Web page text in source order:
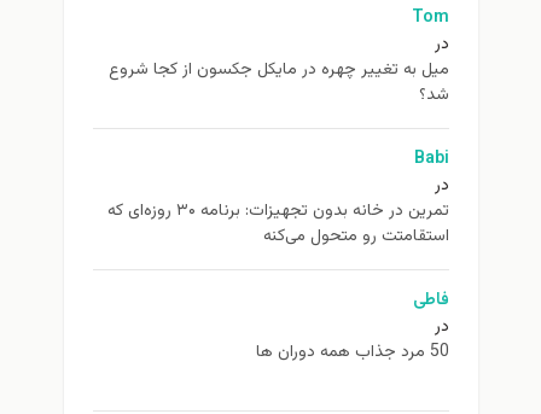
Tom
در
ميل به تغيير چهره در مایکل جکسون از كجا شروع
شد؟
Babi
در
تمرین در خانه بدون تجهیزات: برنامه ۳۰ روزه‌ای که
استقامتت رو متحول می‌کنه
فاطی
در
50 مرد جذاب همه دوران ها